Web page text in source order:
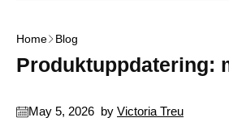
Home Blog
Produktuppdatering:
May 5, 2026 by Victoria Treu